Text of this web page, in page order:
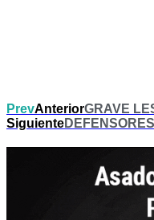
PrevAnteriorGRAVE
Siguiente